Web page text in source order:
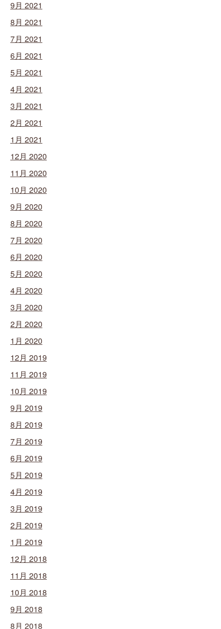
9月 2021
8月 2021
7月 2021
6月 2021
5月 2021
4月 2021
3月 2021
2月 2021
1月 2021
12月 2020
11月 2020
10月 2020
9月 2020
8月 2020
7月 2020
6月 2020
5月 2020
4月 2020
3月 2020
2月 2020
1月 2020
12月 2019
11月 2019
10月 2019
9月 2019
8月 2019
7月 2019
6月 2019
5月 2019
4月 2019
3月 2019
2月 2019
1月 2019
12月 2018
11月 2018
10月 2018
9月 2018
8月 2018